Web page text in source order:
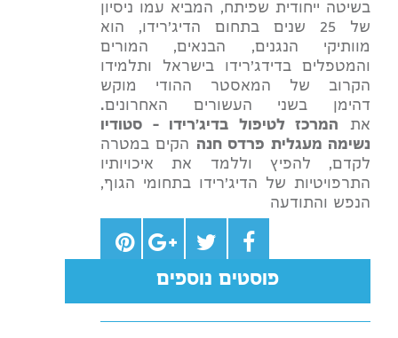
בשיטה ייחודית שפיתח, המביא עמו ניסיון
של 25 שנים בתחום הדיג'רידו, הוא
מוותיקי הנגנים, הבנאים, המורים
והמטפלים בדידג'רידו בישראל ותלמידו
הקרוב של המאסטר ההודי מוקש
דהימן בשני העשורים האחרונים.
את המרכז לטיפול בדיג'רידו – סטודיו
נשימה מעגלית פרדס חנה הקים במטרה
לקדם, להפיץ וללמד את איכויותיו
התרפויטיות של הדיג'רידו בתחומי הגוף,
הנפש והתודעה
פוסטים נוספים